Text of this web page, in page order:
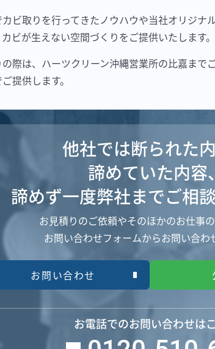
ビ取りを行ってきたノウハウや当社オリジナ
ビが生えない空間づくりをご提供いたします。
際は、ハーツクリーン沖縄営業所の比嘉まで
提供します。
他社では断られた内
諦めていた内容、
諦めず一度弊社までご相
お見積りのご依頼やそのほかのお仕事
お問い合わせフォームからお問い合わ
お問い合わせ
お電話でのお問い合わせは